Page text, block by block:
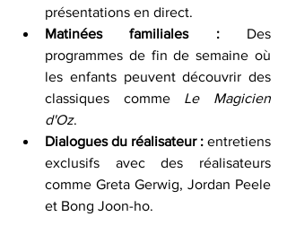
présentations en direct.
Matinées familiales : Des
programmes de fin de semaine où
les enfants peuvent découvrir des
classiques comme Le Magicien
d'Oz.
Dialogues du réalisateur : entretiens
exclusifs avec des réalisateurs
comme Greta Gerwig, Jordan Peele
et Bong Joon-ho.